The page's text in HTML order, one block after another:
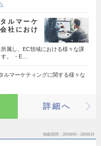
ルマーケ
社におけ
属し、EC領域における様々な課
。 ・E…
ルマーケティングに関する様々な
詳細へ
掲載期間 26/08/06～26/08/19